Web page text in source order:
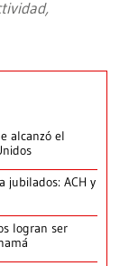
alcanzó el
jubilados: ACH y
logran ser